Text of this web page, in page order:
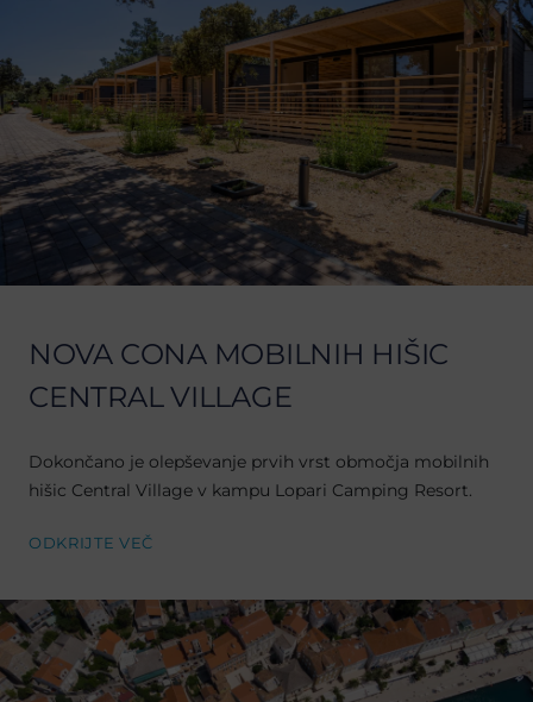
NOVA CONA MOBILNIH HIŠIC
CENTRAL VILLAGE
Dokončano je olepševanje prvih vrst območja mobilnih
hišic Central Village v kampu Lopari Camping Resort.
ODKRIJTE VEČ